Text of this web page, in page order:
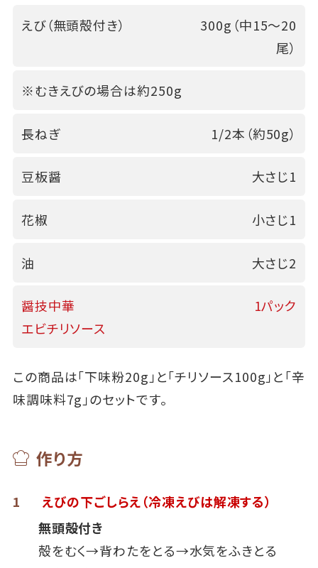
えび（無頭殻付き）
300g（中15～20
尾）
※むきえびの場合は約250g
長ねぎ 1/2本（約50g）
豆板醤 大さじ1
花椒 小さじ1
油 大さじ2
醤技中華
エビチリソース
1パック
この商品は「下味粉20g」と「チリソース100g」と「辛
味調味料7g」のセットです。
作り方
1 えびの下ごしらえ（冷凍えびは解凍する）
無頭殻付き
殻をむく→背わたをとる→水気をふきとる